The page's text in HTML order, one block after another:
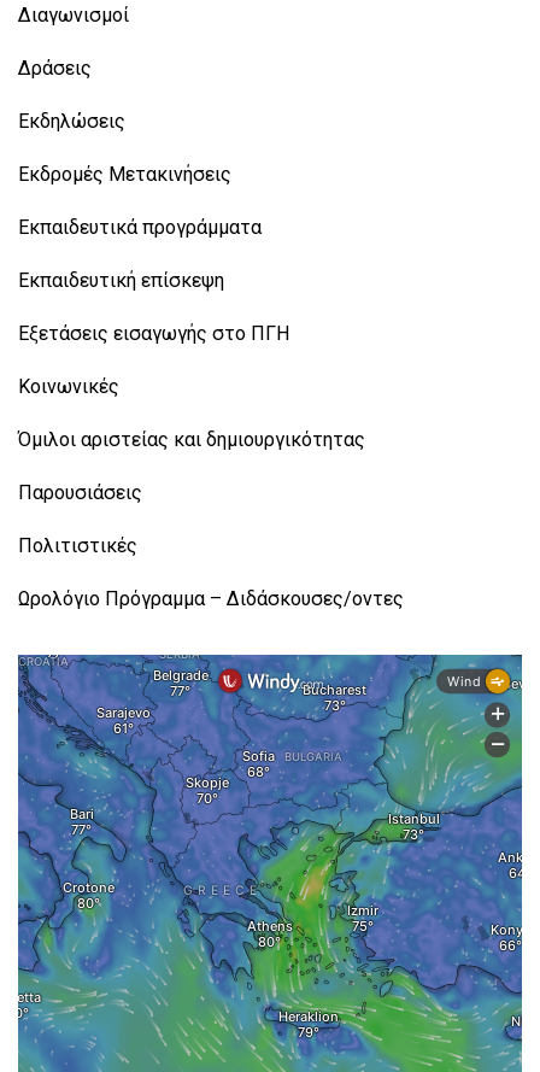
Διαγωνισμοί
Δράσεις
Εκδηλώσεις
Εκδρομές Μετακινήσεις
Εκπαιδευτικά προγράμματα
Εκπαιδευτική επίσκεψη
Εξετάσεις εισαγωγής στο ΠΓΗ
Κοινωνικές
Όμιλοι αριστείας και δημιουργικότητας
Παρουσιάσεις
Πολιτιστικές
Ωρολόγιο Πρόγραμμα – Διδάσκουσες/οντες